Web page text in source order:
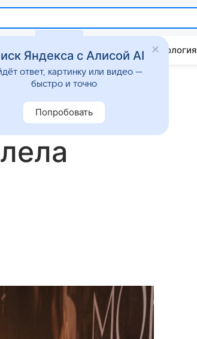
Гороскопы Стиль жизни Психология
Яндекса с Алисой AI
ответ, картинку или видео —
быстро и точно
Попробовать